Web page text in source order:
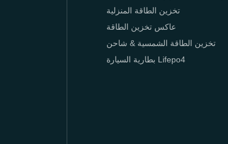
تخزين الطاقة المنزلية
عاكس تخزين الطاقة
تخزين الطاقة الشمسية & شاحن
بطارية السيارة Lifepo4